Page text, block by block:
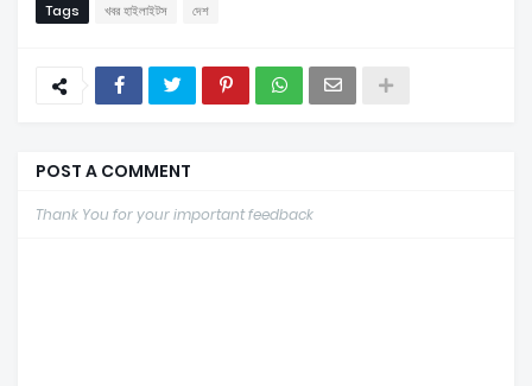
Tags খবর হাইলাইটস দেশ
POST A COMMENT
Thank You for your important feedback